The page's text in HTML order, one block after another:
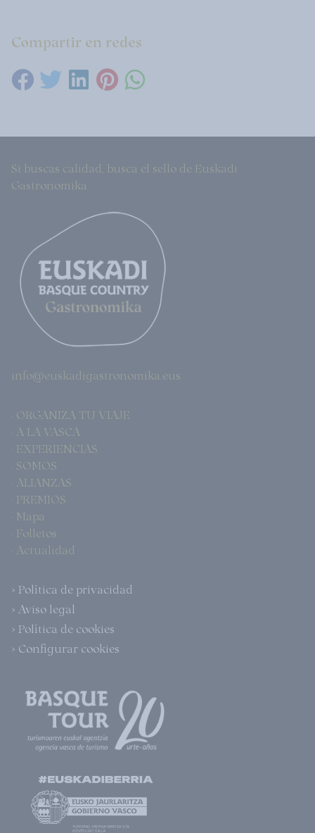
Compartir en redes
Si buscas calidad, busca el sello de Euskadi
Gastronomika
info@euskadigastronomika.eus
· ORGANIZA TU VIAJE
· A LA VASCA
· EXPERIENCIAS
· SOMOS
· ALIANZAS
· PREMIOS
· Mapa
· Folletos
· Actualidad
> Política de privacidad
> Aviso legal
> Política de cookies
> Configurar cookies